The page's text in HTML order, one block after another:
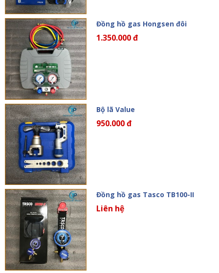
Đồng hồ gas Hongsen đôi
1.350.000 đ
Bộ lã Value
950.000 đ
Đồng hồ gas Tasco TB100-II
Liên hệ